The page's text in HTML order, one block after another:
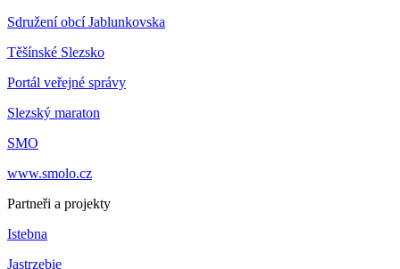
Sdružení obcí Jablunkovska
Těšínské Slezsko
Portál veřejné správy
Slezský maraton
SMO
www.smolo.cz
Partneři a projekty
Istebna
Jastrzebie